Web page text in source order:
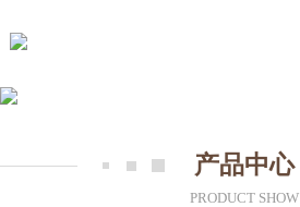
产品中心
PRODUCT SHOW